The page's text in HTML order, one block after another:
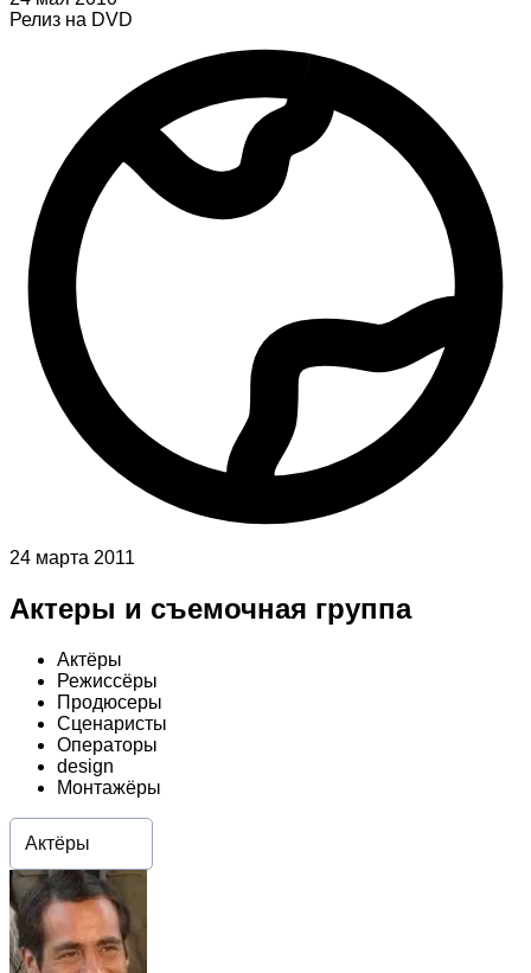
Релиз на DVD
24 марта 2011
Актеры и съемочная группа
Актёры
Режиссёры
Продюсеры
Сценаристы
Операторы
design
Монтажёры
Актёры